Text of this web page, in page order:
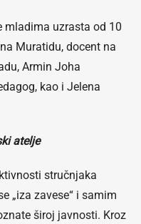
mladima uzrasta od 10
Muratidu, docent na
Armin Joha
kao i Jelena
atelje
stručnjaka
„iza zavese“ i samim
široj javnosti. Kroz